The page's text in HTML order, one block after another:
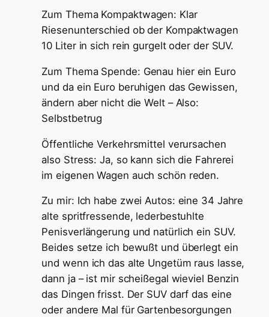
Zum Thema Kompaktwagen: Klar
Riesenunterschied ob der Kompaktwagen
10 Liter in sich rein gurgelt oder der SUV.
Zum Thema Spende: Genau hier ein Euro
und da ein Euro beruhigen das Gewissen,
ändern aber nicht die Welt – Also:
Selbstbetrug
Öffentliche Verkehrsmittel verursachen
also Stress: Ja, so kann sich die Fahrerei
im eigenen Wagen auch schön reden.
Zu mir: Ich habe zwei Autos: eine 34 Jahre
alte spritfressende, lederbestuhlte
Penisverlängerung und natürlich ein SUV.
Beides setze ich bewußt und überlegt ein
und wenn ich das alte Ungetüm raus lasse,
dann ja – ist mir scheißegal wieviel Benzin
das Dingen frisst. Der SUV darf das eine
oder andere Mal für Gartenbesorgungen